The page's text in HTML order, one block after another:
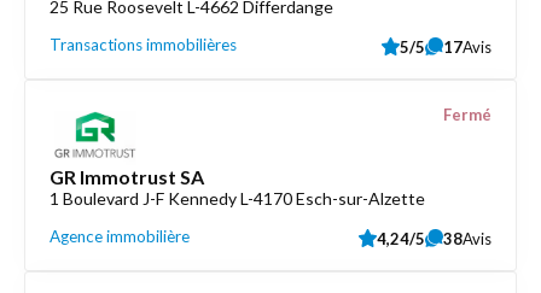
25 Rue Roosevelt L-4662 Differdange
Transactions immobilières 5/5 17Avis
GR Immotrust SA
1 Boulevard J-F Kennedy L-4170 Esch-sur-Alzette
Agence immobilière
Fermé
4,24/5 38Avis